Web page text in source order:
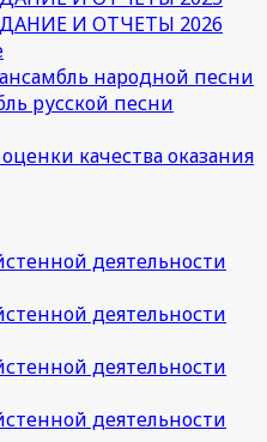
И ОТЧЕТЫ 2026
народной песни
русской песни
качества оказания
деятельности
деятельности
деятельности
деятельности